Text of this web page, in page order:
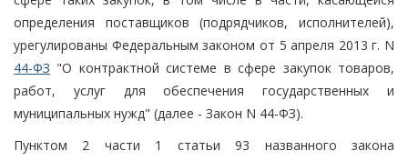
определения поставщиков (подрядчиков, исполнителей),
урегулированы Федеральным законом от 5 апреля 2013 г. N
44-ФЗ "О контрактной системе в сфере закупок товаров,
работ, услуг для обеспечения государственных и
муниципальных нужд" (далее - Закон N 44-ФЗ).
Пунктом 2 части 1 статьи 93 названного закона